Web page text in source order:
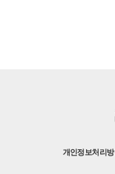
개인정보처리